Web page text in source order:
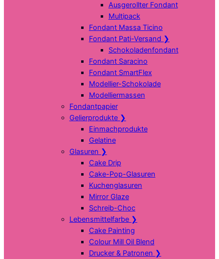
Ausgerollter Fondant
Multipack
Fondant Massa Ticino
Fondant Pati-Versand ❯
Schokoladenfondant
Fondant Saracino
Fondant SmartFlex
Modellier-Schokolade
Modelliermassen
Fondantpapier
Gelierprodukte ❯
Einmachprodukte
Gelatine
Glasuren ❯
Cake Drip
Cake-Pop-Glasuren
Kuchenglasuren
Mirror Glaze
Schreib-Choc
Lebensmittelfarbe ❯
Cake Painting
Colour Mill Oil Blend
Drucker & Patronen ❯